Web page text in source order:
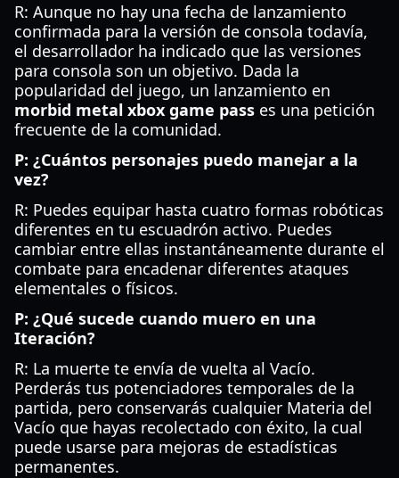
R: Aunque no hay una fecha de lanzamiento
confirmada para la versión de consola todavía,
el desarrollador ha indicado que las versiones
para consola son un objetivo. Dada la
popularidad del juego, un lanzamiento en
morbid metal xbox game pass es una petición
frecuente de la comunidad.
P: ¿Cuántos personajes puedo manejar a la
vez?
R: Puedes equipar hasta cuatro formas robóticas
diferentes en tu escuadrón activo. Puedes
cambiar entre ellas instantáneamente durante el
combate para encadenar diferentes ataques
elementales o físicos.
P: ¿Qué sucede cuando muero en una
Iteración?
R: La muerte te envía de vuelta al Vacío.
Perderás tus potenciadores temporales de la
partida, pero conservarás cualquier Materia del
Vacío que hayas recolectado con éxito, la cual
puede usarse para mejoras de estadísticas
permanentes.